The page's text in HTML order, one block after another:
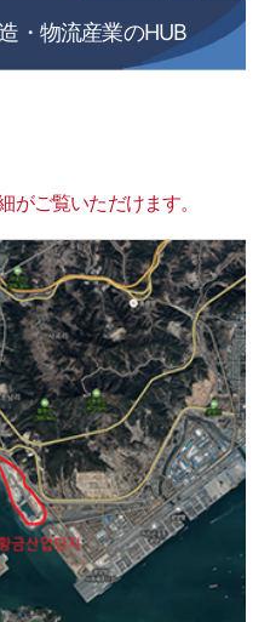
・物流産業のHUB
がご覧いただけます。